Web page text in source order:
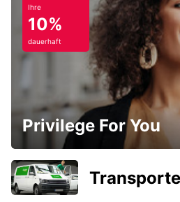
Ihre
10%
dauerhaft
Privilege For You